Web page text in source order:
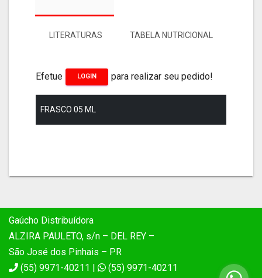
LITERATURAS TABELA NUTRICIONAL
Efetue LOGIN para realizar seu pedido!
FRASCO 05 ML
Gaúcho Distribuídora
ALZIRA PAULETO, s/n – DEL REY –
São José dos Pinhais – PR
(55) 9971-40211 |
(55) 9971-40211